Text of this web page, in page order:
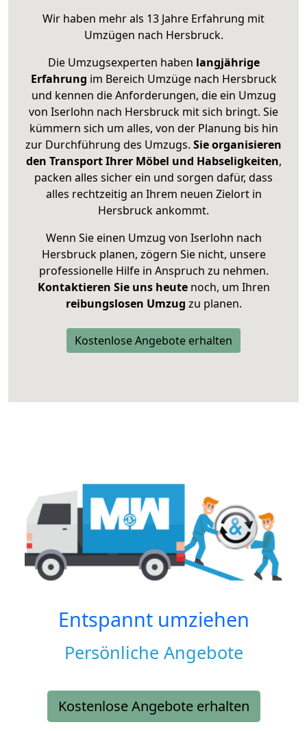
Wir haben mehr als 13 Jahre Erfahrung mit
Umzügen nach Hersbruck.
Die Umzugsexperten haben langjährige
Erfahrung im Bereich Umzüge nach Hersbruck
und kennen die Anforderungen, die ein Umzug
von Iserlohn nach Hersbruck mit sich bringt. Sie
kümmern sich um alles, von der Planung bis hin
zur Durchführung des Umzugs. Sie organisieren
den Transport Ihrer Möbel und Habseligkeiten,
packen alles sicher ein und sorgen dafür, dass
alles rechtzeitig an Ihrem neuen Zielort in
Hersbruck ankommt.
Wenn Sie einen Umzug von Iserlohn nach
Hersbruck planen, zögern Sie nicht, unsere
professionelle Hilfe in Anspruch zu nehmen.
Kontaktieren Sie uns heutenoch, um Ihren
reibungslosen Umzug zu planen.
Kostenlose Angebote erhalten
Entspannt umziehen
Persönliche Angebote
Kostenlose Angebote erhalten